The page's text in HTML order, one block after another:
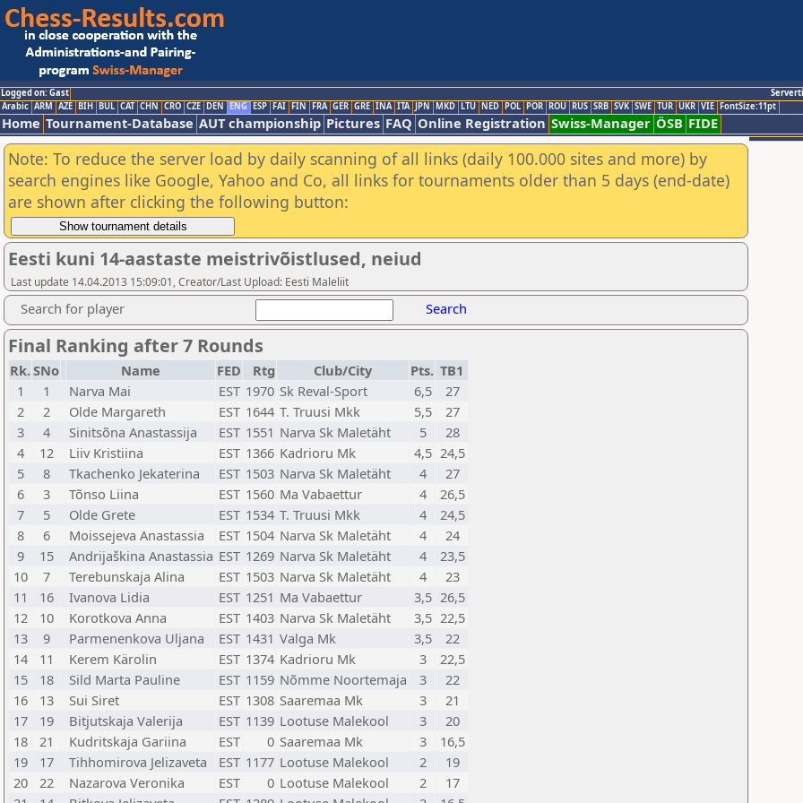
Logged on: Gast
Arabic ARM AZE BIH BUL CAT CHN CRO CZE DEN ENG ESP FAI FIN FRA GER GRE INA ITA JPN MKD LTU NED POL POR ROU RUS SRB SVK SWE TUR UKR VIE FontSize:11pt
Home Tournament-Database AUT championship Pictures FAQ Online Registration Swiss-Manager ÖSB FIDE
Note: To reduce the server load by daily scanning of all links (daily 100.000 sites and more) by
search engines like Google, Yahoo and Co, all links for tournaments older than 5 days (end-date)
are shown after clicking the following button:
Eesti kuni 14-aastaste meistrivõistlused, neiud
Last update 14.04.2013 15:09:01, Creator/Last Upload: Eesti Maleliit
Search for player Search
Final Ranking after 7 Rounds
Rk.SNo Name FED Rtg Club/City Pts. TB1
1
1 Narva Mai EST 1970 Sk Reval-Sport 6,5
27
2
2 Olde Margareth EST 1644 T. Truusi Mkk 5,5
27
3
4 Sinitsõna Anastassija EST 1551 Narva Sk Maletäht 5
28
4
12 Liiv Kristiina EST 1366 Kadrioru Mk 4,5 24,5
5
8 Tkachenko Jekaterina EST 1503 Narva Sk Maletäht 4
27
6
3 Tõnso Liina EST 1560 Ma Vabaettur 4
26,5
7
5 Olde Grete EST 1534 T. Truusi Mkk 4
24,5
8
6 Moissejeva Anastassia EST 1504 Narva Sk Maletäht 4
24
9
15 Andrijaškina Anastassia EST 1269 Narva Sk Maletäht 4
23,5
10
7 Terebunskaja Alina EST 1503 Narva Sk Maletäht 4
23
11
16 Ivanova Lidia EST 1251 Ma Vabaettur 3,5 26,5
12
10 Korotkova Anna EST 1403 Narva Sk Maletäht 3,5 22,5
13
9 Parmenenkova Uljana EST 1431 Valga Mk 3,5
22
14
11 Kerem Kärolin EST 1374 Kadrioru Mk 3
22,5
15
18 Sild Marta Pauline EST 1159 Nõmme Noortemaja 3
22
16
13 Sui Siret EST 1308 Saaremaa Mk 3
21
17
19 Bitjutskaja Valerija EST 1139 Lootuse Malekool 3
20
18
21 Kudritskaja Gariina EST 0 Saaremaa Mk 3
16,5
19
17 Tihhomirova Jelizaveta EST 1177 Lootuse Malekool 2
19
20
22 Nazarova Veronika EST 0 Lootuse Malekool 2
17